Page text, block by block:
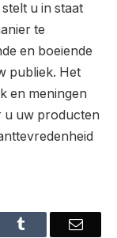
u in staat
te
en boeiende
publiek. Het
en meningen
u uw producten
Email